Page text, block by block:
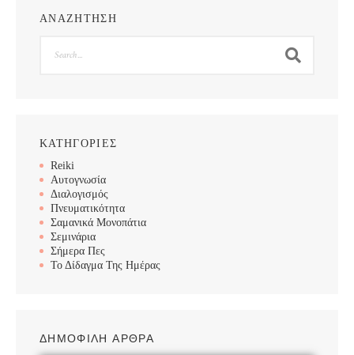
ΑΝΑΖΗΤΗΣΗ
ΚΑΤΗΓΟΡΙΕΣ
Reiki
Αυτογνωσία
Διαλογισμός
Πνευματικότητα
Σαμανικά Μονοπάτια
Σεμινάρια
Σήμερα Πες
Το Δίδαγμα Της Ημέρας
ΔΗΜΟΦΙΛΗ ΑΡΘΡΑ